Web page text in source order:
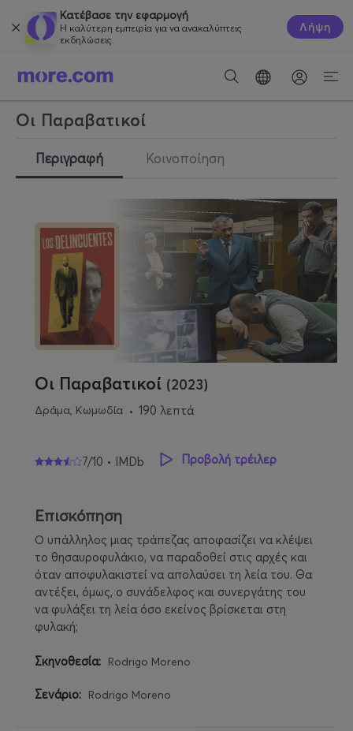
Κατέβασε την εφαρμογή
Η καλύτερη εμπειρία για να ανακαλύπτεις
εκδηλώσεις.
Λήψη
Οι Παραβατικοί
Περιγραφή Κοινοποίηση
Οι Παραβατικοί (2023)
Δράμα, Κωμωδία 190 λεπτά
7/10 • IMDb Προβολή τρέιλερ
Επισκόπηση
Ο υπάλληλος μιας τράπεζας αποφασίζει να κλέψει
το θησαυροφυλάκιο, να παραδοθεί στις αρχές και
όταν αποφυλακιστεί να απολαύσει τη λεία του. Θα
αντέξει, όμως, ο συνάδελφος και συνεργάτης του
να φυλάξει τη λεία όσο εκείνος βρίσκεται στη
φυλακή;
Σκηνοθεσία: Rodrigo Moreno
Σενάριο: Rodrigo Moreno